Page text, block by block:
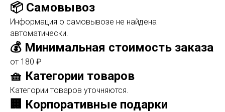
📦 Самовывоз
Информация о самовывозе не найдена
автоматически.
💰 Минимальная стоимость заказа
от 180 ₽
🧺 Категории товаров
Категории товаров уточняются.
🏢 Корпоративные подарки